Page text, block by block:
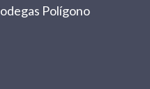
Polígono